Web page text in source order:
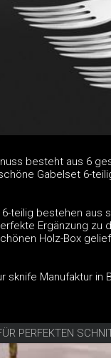
besteht aus 6
Gabelset 6-
teilig bestehen aus
Ergänzung zu
Holz-Box
sknife Manufaktur in
PERFEKTEN